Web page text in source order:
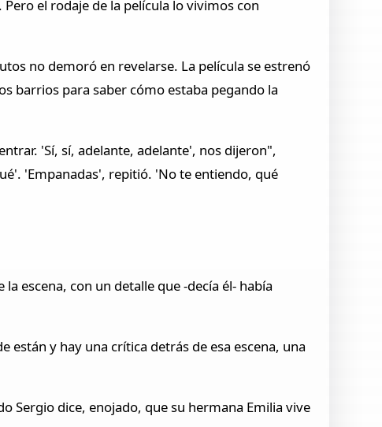
el rodaje de la película lo vivimos con
no demoró en revelarse. La película se estrenó
barrios para saber cómo estaba pegando la
'Sí, sí, adelante, adelante', nos dijeron",
'Empanadas', repitió. 'No te entiendo, qué
escena, con un detalle que -decía él- había
están y hay una crítica detrás de esa escena, una
Sergio dice, enojado, que su hermana Emilia vive